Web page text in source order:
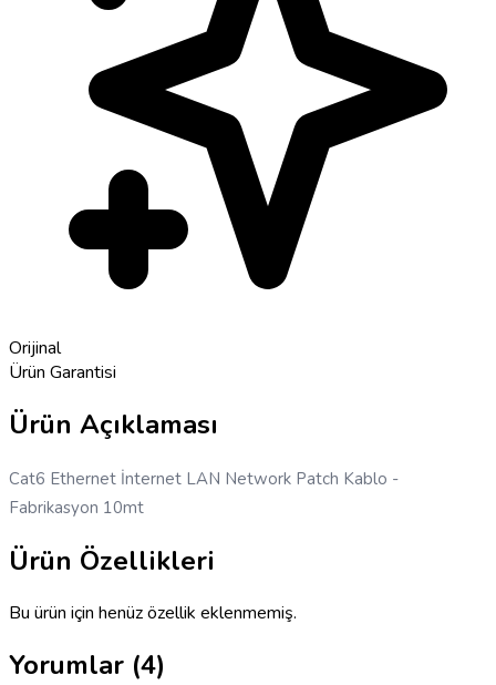
Orijinal
Ürün Garantisi
Ürün Açıklaması
Cat6 Ethernet İnternet LAN Network Patch Kablo -
Fabrikasyon 10mt
Ürün Özellikleri
Bu ürün için henüz özellik eklenmemiş.
Yorumlar (4)